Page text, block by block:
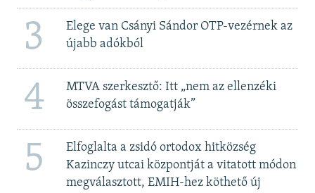
3
Elege van Csányi Sándor OTP-vezérnek az
újabb adókból
4
MTVA szerkesztő: Itt „nem az ellenzéki
összefogást támogatják”
5
Elfoglalta a zsidó ortodox hitközség
Kazinczy utcai központját a vitatott módon
megválasztott, EMIH-hez köthető új